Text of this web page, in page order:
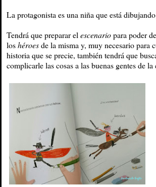
La protagonista es una niña que está
Tendrá que preparar el escenariopara poder
loshéroesde la misma y, muy necesario para
historia que se precie, también tendrá que
complicarle las cosas a las buenas gentes de la